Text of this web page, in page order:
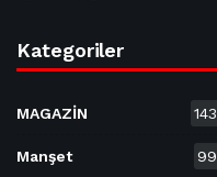
Kategoriler
MAGAZİN
Manşet